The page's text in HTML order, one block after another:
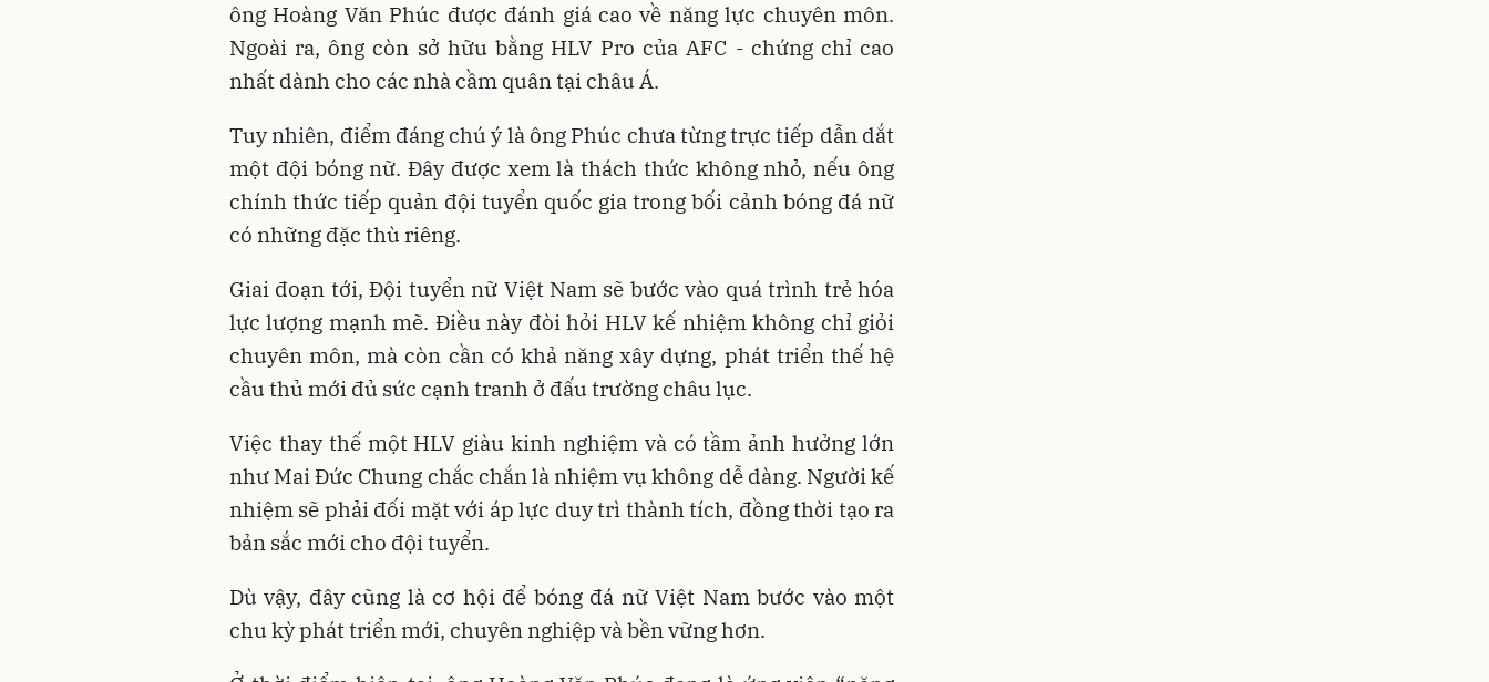
ông Hoàng Văn Phúc được đánh giá cao về năng lực chuyên môn.
Ngoài ra, ông còn sở hữu bằng HLV Pro của AFC - chứng chỉ cao
nhất dành cho các nhà cầm quân tại châu Á.
Tuy nhiên, điểm đáng chú ý là ông Phúc chưa từng trực tiếp dẫn dắt
một đội bóng nữ. Đây được xem là thách thức không nhỏ, nếu ông
chính thức tiếp quản đội tuyển quốc gia trong bối cảnh bóng đá nữ
có những đặc thù riêng.
Giai đoạn tới, Đội tuyển nữ Việt Nam sẽ bước vào quá trình trẻ hóa
lực lượng mạnh mẽ. Điều này đòi hỏi HLV kế nhiệm không chỉ giỏi
chuyên môn, mà còn cần có khả năng xây dựng, phát triển thế hệ
cầu thủ mới đủ sức cạnh tranh ở đấu trường châu lục.
Việc thay thế một HLV giàu kinh nghiệm và có tầm ảnh hưởng lớn
như Mai Đức Chung chắc chắn là nhiệm vụ không dễ dàng. Người kế
nhiệm sẽ phải đối mặt với áp lực duy trì thành tích, đồng thời tạo ra
bản sắc mới cho đội tuyển.
Dù vậy, đây cũng là cơ hội để bóng đá nữ Việt Nam bước vào một
chu kỳ phát triển mới, chuyên nghiệp và bền vững hơn.